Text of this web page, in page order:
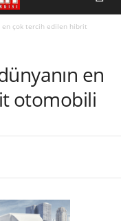
en çok tercih edilen hibrit
en
otomobili